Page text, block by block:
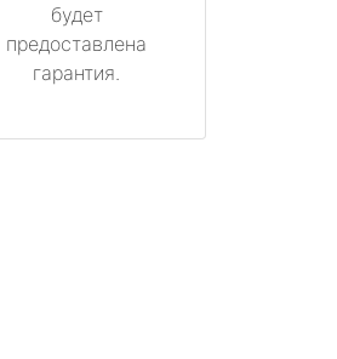
будет
предоставлена
гарантия.